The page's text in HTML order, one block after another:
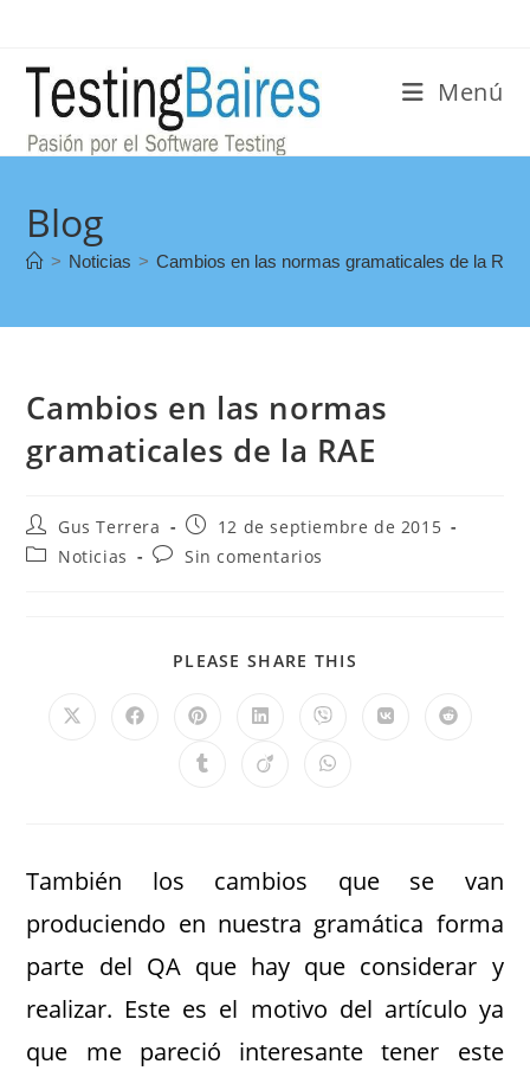
Menú
Blog
> Noticias > Cambios en las normas gramaticales de la RAE
Cambios en las normas
gramaticales de la RAE
Gus Terrera
12 de septiembre de 2015
Noticias
Sin comentarios
PLEASE SHARE THIS
También los cambios que se van
produciendo en nuestra gramática forma
parte del QA que hay que considerar y
realizar. Este es el motivo del artículo ya
que me pareció interesante tener este